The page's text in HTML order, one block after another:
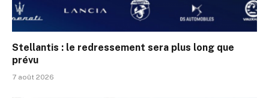
Stellantis : le redressement sera plus long que
prévu
7 août 2026